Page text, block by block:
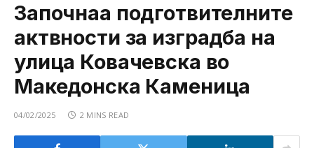
Започнаа подготвителните
актвности за изградба на
улица Ковачевска во
Македонска Каменица
04/02/2025 2 MINS READ